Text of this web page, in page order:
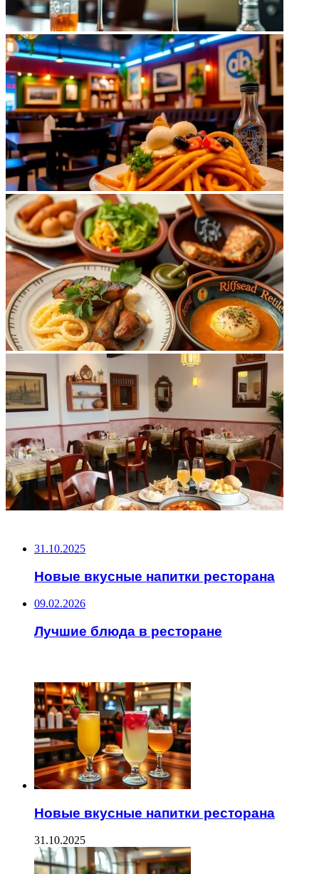
31.10.2025
Новые вкусные напитки ресторана
09.02.2026
Лучшие блюда в ресторане
Новые вкусные напитки ресторана
31.10.2025